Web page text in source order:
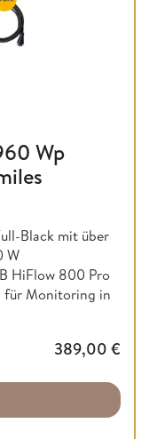
Wp
Black mit über
W
HiFlow 800 Pro
für Monitoring in
389,00 €